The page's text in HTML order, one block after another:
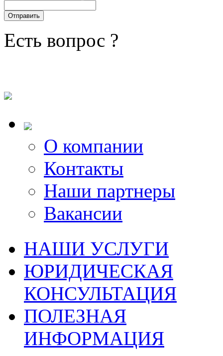
Есть вопрос ?
О компании
Контакты
Наши партнеры
Вакансии
НАШИ УСЛУГИ
ЮРИДИЧЕСКАЯ
КОНСУЛЬТАЦИЯ
ПОЛЕЗНАЯ
ИНФОРМАЦИЯ